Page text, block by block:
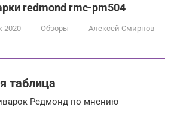
redmond rmc-pm504
2020 Обзоры Алексей Смирнов
таблица
Редмонд по мнению